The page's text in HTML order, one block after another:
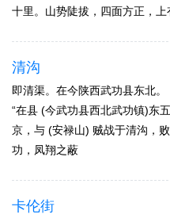
十里。山势陡拔，四面方正，上
清沟
即清渠。在今陕西武功县东北
“在县 (今武功县西北武功镇)东
京，与 (安禄山) 贼战于清沟，
功，凤翔之蔽
卡伦街